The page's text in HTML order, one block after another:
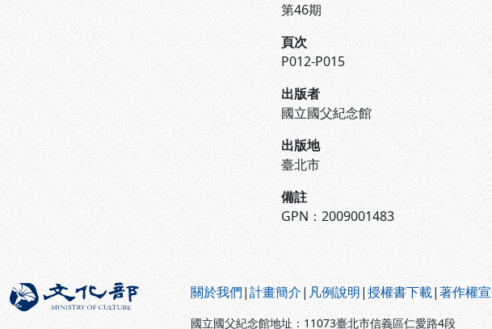
第46期
頁次
P012-P015
出版者
國立國父紀念館
出版地
臺北市
備註
GPN：2009001483
關於我們|計畫簡介| 凡例說明|授權書下載|著作權
國立國父紀念館地址：11073臺北市信義區仁愛路4段